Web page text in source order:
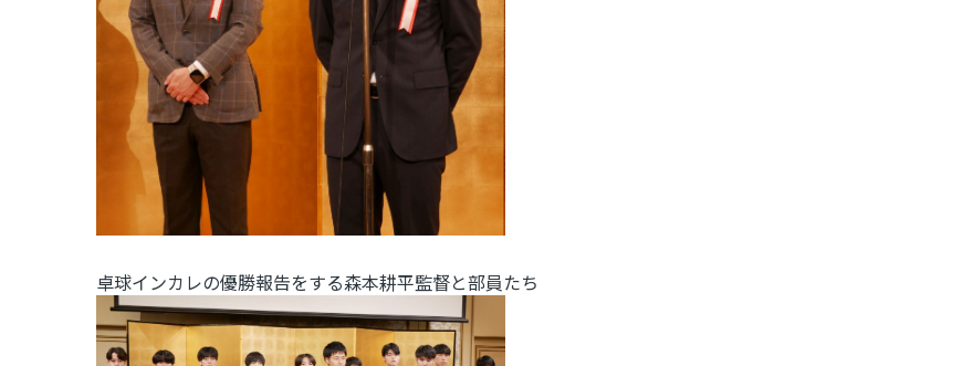
卓球インカレの優勝報告をする森本耕平監督と部員たち